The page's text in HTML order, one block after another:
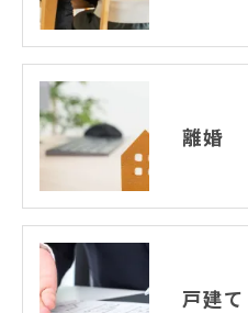
離婚
戸建て